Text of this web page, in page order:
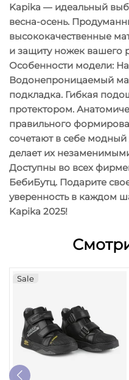
Kapika — идеальный
весна-осень.
высококачественные
и защиту ножек вашего
Особенности модели:
Водонепроницаемый
подкладка. Гибкая
протектором.
правильного
сочетают в себе модный
делает их
Доступны во всех
БебиБутц. Подарите
уверенность в каждом
Kapika 2025!
Sale